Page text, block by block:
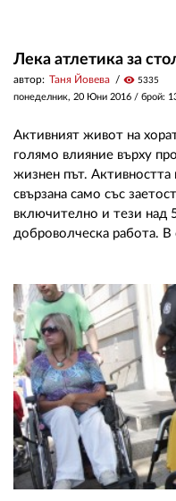
Лека атлетика за
автор: Таня Йовева visibility 5335
понеделник, 20 Юни 2016 / брой:
Активният живот на
голямо влияние върху
жизнен път. Активността
свързана само със
включително и тези над
доброволческа работа. В